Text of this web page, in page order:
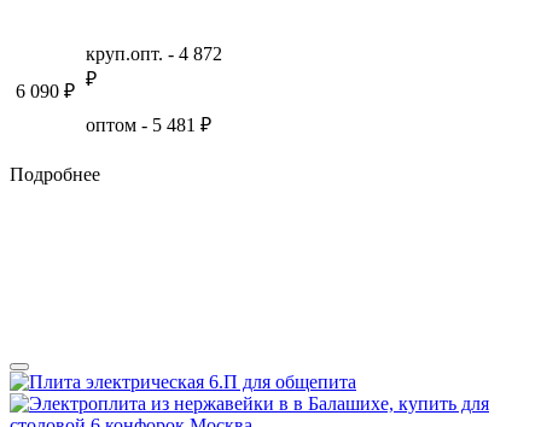
6 090 ₽
круп.опт. - 4 872
₽
оптом - 5 481 ₽
Подробнее